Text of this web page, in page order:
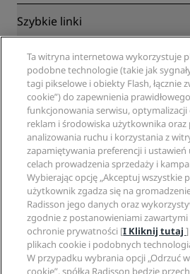
Szybkie linki
Radisson Rewards
Gwarancja najlepszej ceny online
Blog
Cele podróży
Nowe i zapowiadane hotele
Aplikacja Radisson Hotels
Hotele z certyfikatem Sports
Hotele przyjazne dla rodzin
Zdrowie i bezpieczeństwo
Specjaliści ds. podróży
Partnerzy
Agencje turystyczne
Witryna korporacyjna
Radisson Hotel Group
Media
Kariery w RHG
Kariery w PPHE
Kariera EHL
The Club by RHG
Współpraca
Odpowiedzialny biznes
Zaopatrzenie
Informacje prawne
Centrum prywatności
Informacje prawne
Regulamin Radisson Rewards
Umowa dotycząca korzystania z
Dostępność cyfrowa
Oświadczenie dotyczące
Pomoc
Ostrzeżenia dla klientów
Kontakt
Najczęściej zadawane pytania
Mapa witryny
Media społecznościowe
Marki Radisson Hotels
Ta witryna internetowa wykorzystuje
podobne technologie (takie jak
tagi pikselowe i obiekty Flash, łącznie
cookie”) do zapewnienia
funkcjonowania serwisu, optymalizacji
reklam i środowiska użytkownika oraz
analizowania ruchu i korzystania z
zapamiętywania preferencji i
celach prowadzenia sprzedaży i
Wybierając opcję „Akceptuj wszystkie
użytkownik zgadza się na
Radisson jego danych oraz
zgodnie z postanowieniami
ochronie prywatności [I Kliknij tutaj
plikach cookie i podobnych
W przypadku wybrania opcji „Odrzuć
cookie”, spółka Radisson będzie